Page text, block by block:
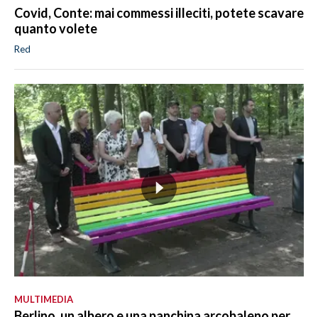
Covid, Conte: mai commessi illeciti, potete scavare
quanto volete
Red
MULTIMEDIA